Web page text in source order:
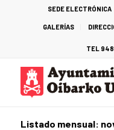
SEDE ELECTRÓNICA
GALERÍAS
TEL
Listado mensual: